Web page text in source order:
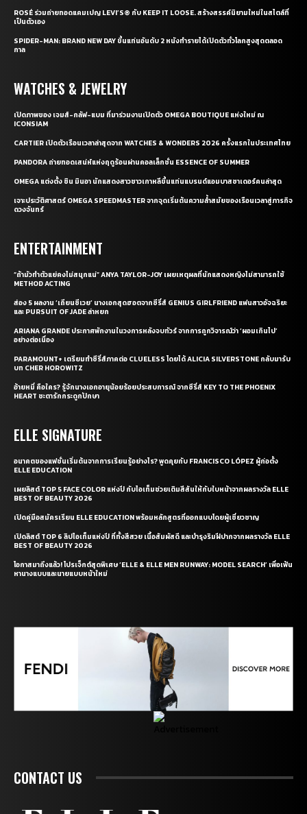
ROSÉ ร่วมถ่ายทอดแคมเปญ LEVI’S® กับ KEEP IT LOOSE. สร้างสรรค์นิยามใหม่ในสไตล์ที่
เป็นตัวเอง
SPIDER-MAN: BRAND NEW DAY ขึ้นแท่นอันดับ 2 หนังทำรายได้เปิดตัวทั่วโลกสูงสุดตลอด
กาล
WATCHES & JEWELRY
เปิดภาพของ เจมส์-กลัฟ-แบม ที่มาร่วมงานเปิดตัว OMEGA BOUTIQUE แห่งใหม่ ณ
ICONSIAM
CARTIER เปิดตัวเรือนเวลาล่าสุดจาก WATCHES & WONDERS 2026 ครั้งแรกในประเทศไทย
PANDORA ถ่ายทอดเสน่ห์แห่งฤดูร้อนผ่านคอลเล็กชั่น ESSENCE OF SUMMER
OMEGA แต่งตั้ง ชิน มินอา นักแสดงสาวชาวเกาหลีขึ้นแท่นแบรนด์แอมบาสซาเดอร์คนล่าสุด
เจาะประวัติศาสตร์ OMEGA SPEEDMASTER จากจุดเริ่มต้นความล้ำสมัยของเรือนเวลาสู่ภารกิจ
ดวงจันทร์
ENTERTAINMENT
“ถ้ามัวทำตัวแย่คงไม่สนุกแน่” ANYA TAYLOR-JOY เผยเหตุผลที่นักแสดงหญิงไม่สามารถใช้
METHOD ACTING
ส่อง 5 ผลงาน ‘เถียนซีเวย’ นางเอกสุดฮอตจากซีรี่ส์ GENIUS GIRLFRIEND แฟนสาวอัจฉริยะ
และ PURSUIT OF JADE ล่าหยก
ARIANA GRANDE ประกาศพักงานในวงการหลังจบทัวร์ จากการถูกวิจารณ์ว่า ‘ผอมเกินไป’
อย่างต่อเนื่อง
PARAMOUNT+ เตรียมทำซีรี่ส์ภาคต่อ CLUELESS โดยได้ ALICIA SILVERSTONE กลับมารับ
บท CHER HOROWITZ
อ้ายหมี่ คือใคร? รู้จักนางเอกอายุน้อยร้อยประสบการณ์ จากซีรี่ส์ KEY TO THE PHOENIX
HEART ชะตารักกระดูกปักษา
ELLE SIGNATURE
อนาคตของแฟชั่นเริ่มต้นจากการเรียนรู้อย่างไร? พูดคุยกับ FRANCISCO LÓPEZ ผู้ก่อตั้ง
ELLE EDUCATION
เผยลิสต์ TOP 5 FACE COLOR แห่งปี กับไอเท็มช่วยเติมสีสันให้กับใบหน้าจากผลรางวัล ELLE
BEST OF BEAUTY 2026
เปิดคู่มือสมัครเรียน ELLE EDUCATION พร้อมหลักสูตรที่ออกแบบโดยผู้เชี่ยวชาญ
เปิดลิสต์ TOP 6 ลิปไอเท็มแห่งปี ที่ทั้งสีสวย เนื้อสัมผัสดี และบำรุงริมฝีปากจากผลรางวัล ELLE
BEST OF BEAUTY 2026
โอกาสมาถึงแล้ว! โปรเจ็กต์สุดพิเศษ ‘ELLE & ELLE MEN RUNWAY: MODEL SEARCH’ เพื่อเฟ้น
หานางแบบและนายแบบหน้าใหม่
CONTACT US